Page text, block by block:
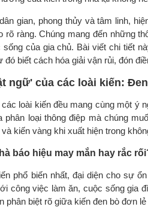
gian, phong thủy và tâm linh,
rõ ràng. Chúng mang đến những
của gia chủ. Bài viết chi tiết
đó biết cách hóa giải vận rủi, đón
ngữ' của các loài kiến:
loài kiến đều mang cùng một ý
phân loại thông điệp mà chúng
kiến vàng khi xuất hiện trong
báo hiệu may mắn hay rắc
phổ biến nhất, đại diện cho sự
công việc làm ăn, cuộc sống gia
phân biệt rõ giữa kiến đen bò đơn